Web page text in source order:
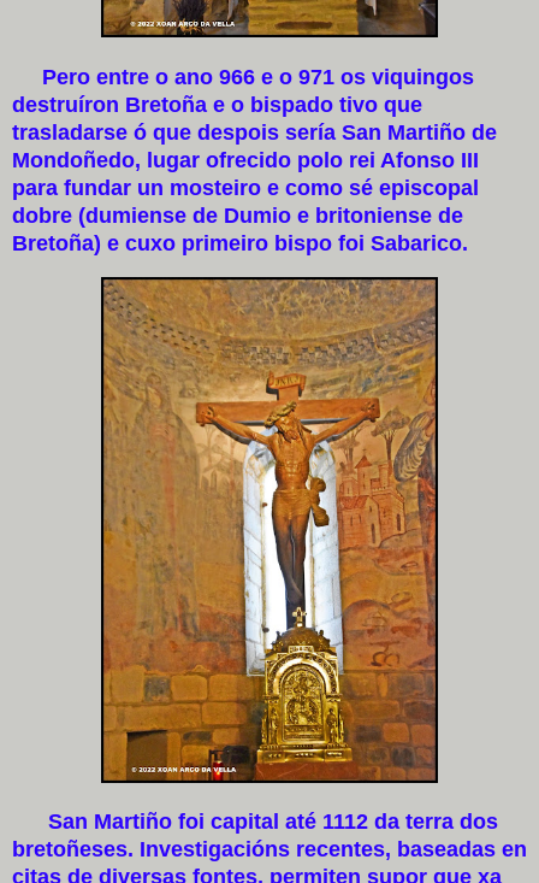
Pero entre o ano 966 e o 971 os viquingos
destruíron Bretoña e o bispado tivo que
trasladarse ó que despois sería San Martiño de
Mondoñedo, lugar ofrecido polo rei Afonso III
para fundar un mosteiro e como sé episcopal
dobre (dumiense de Dumio e britoniense de
Bretoña) e cuxo primeiro bispo foi Sabarico.
San Martiño foi capital até 1112 da terra dos
bretoñeses. Investigacións recentes, baseadas en
citas de diversas fontes, permiten supor que xa